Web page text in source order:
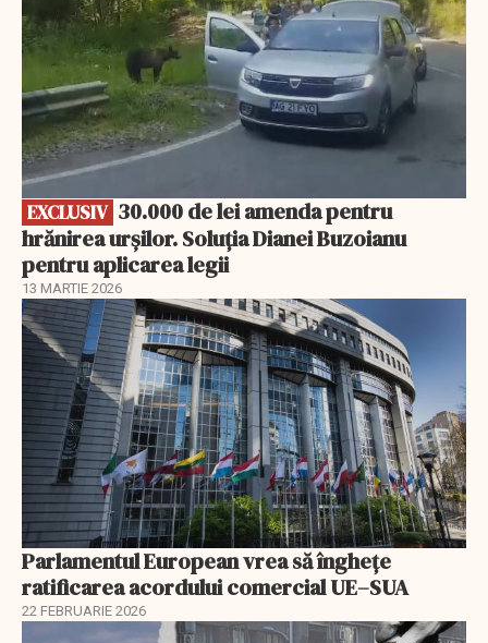
EXCLUSIV
hrănirea urșilor. Soluția Dianei Buzoianu
pentru aplicarea legii
13 MARTIE 2026
Parlamentul European vrea să înghețe
ratificarea acordului comercial UE–SUA
22 FEBRUARIE 2026